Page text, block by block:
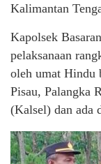
Kalimantan
Kapolsek
pelaksanaan
oleh umat Hindu
Pisau, Palangka
(Kalsel) dan ada